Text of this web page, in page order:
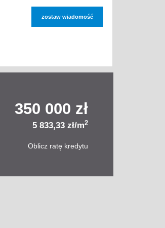
zostaw wiadomość
350 000 zł
5 833,33 zł/m2
Oblicz ratę kredytu